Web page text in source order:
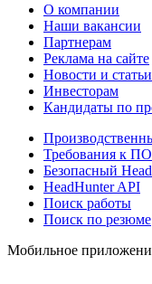
О компании
Наши вакансии
Партнерам
Реклама на сайте
Новости и статьи
Инвесторам
Кандидаты по
Требования к ПО
Безопасный
HeadHunter API
Поиск работы
Поиск по резюме
Мобильное